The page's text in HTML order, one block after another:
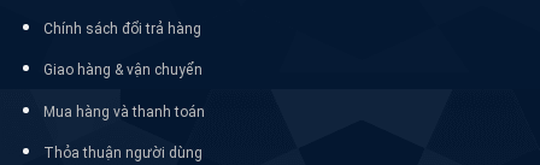
Chính sách đổi trả hàng
Giao hàng & vận chuyển
Mua hàng và thanh toán
Thỏa thuận người dùng